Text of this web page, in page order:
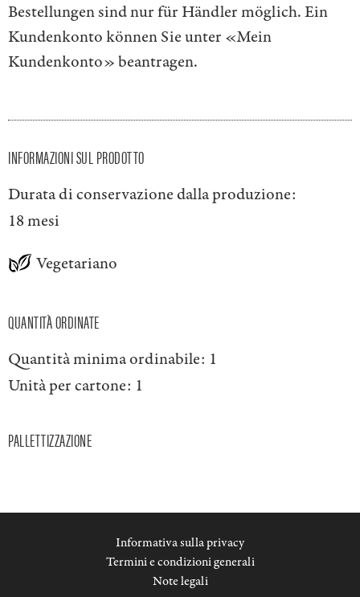
Bestellungen sind nur für Händler möglich. Ein
Kundenkonto können Sie unter «Mein
Kundenkonto»beantragen.
INFORMAZIONI SUL PRODOTTO
Durata di conservazione dalla produzione:
18 mesi
Vegetariano
QUANTITÀ ORDINATE
Quantità minima ordinabile: 1
Unità per cartone: 1
PALLETTIZZAZIONE
Informativa sulla privacy
Termini e condizioni generali
Note legali